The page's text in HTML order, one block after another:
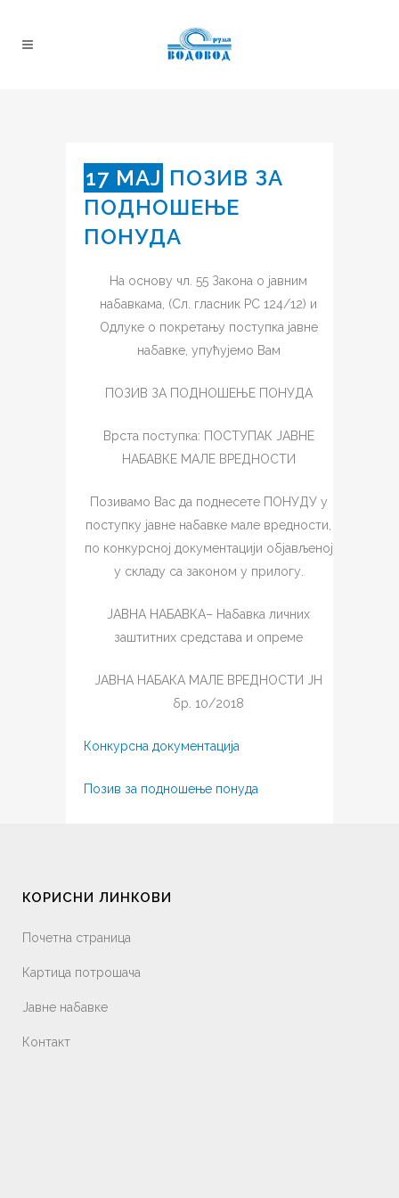
17 МАЈ ПОЗИВ ЗА
ПОДНОШЕЊЕ
ПОНУДА
На основу чл. 55 Закона о јавним
набавкама, (Сл. гласник РС 124/12) и
Одлуке о покретању поступка јавне
набавке, упућујемо Вам
ПOЗИВ ЗА ПОДНОШЕЊЕ ПОНУДА
Врста поступка: ПОСТУПАК ЈАВНЕ
НАБАВКЕ МАЛЕ ВРЕДНОСТИ
Позивамо Вас да поднесете ПОНУДУ у
поступку јавне набавке мале вредности,
по конкурсној документацији објављеној
у складу са законом у прилогу.
ЈАВНА НАБАВКА– Набавка личних
заштитних средстава и опреме
ЈАВНА НАБАКА МАЛЕ ВРЕДНОСТИ ЈН
бр. 10/2018
Конкурсна документација
Позив за подношење понуда
КОРИСНИ ЛИНКОВИ
Почетна страница
Картица потрошача
Јавне набавке
Контакт